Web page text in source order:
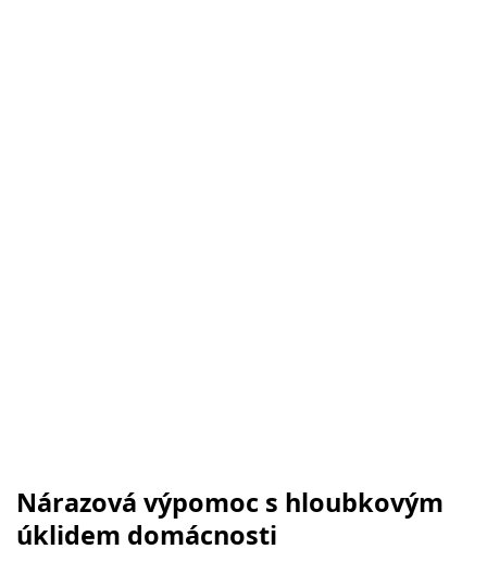
Nárazová výpomoc s hloubkovým
úklidem domácnosti